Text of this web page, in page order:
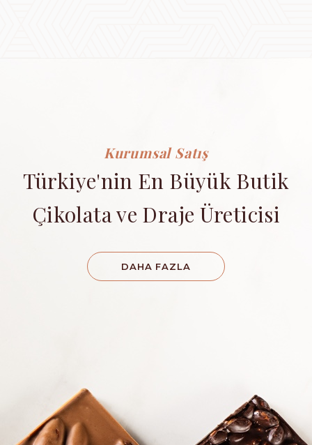
Kurumsal Satış
Türkiye'nin En Büyük Butik
Çikolata ve Draje Üreticisi
DAHA FAZLA